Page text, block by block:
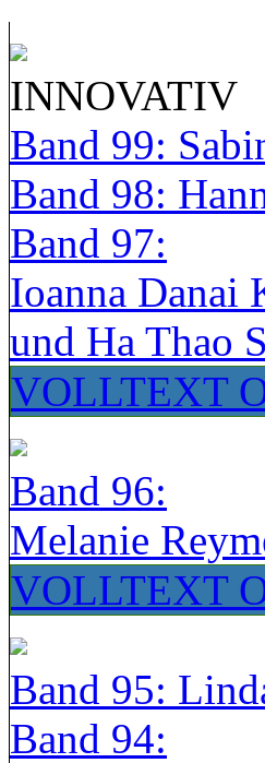
INNOVATIV
Band 99:
Band 98:
Band 97:
Ioanna Danai
und Ha Thao
VOLLTEXT
Band 96:
Melanie
VOLLTEXT
Band 95:
Band 94: